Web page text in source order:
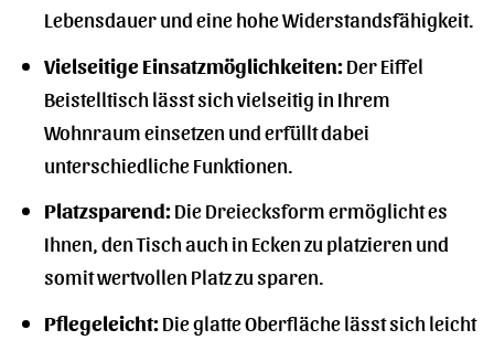
Lebensdauer und eine hohe Widerstandsfähigkeit.
Vielseitige Einsatzmöglichkeiten:Der Eiffel
Beistelltisch lässt sich vielseitig in Ihrem
Wohnraum einsetzen und erfüllt dabei
unterschiedliche Funktionen.
Platzsparend:Die Dreiecksform ermöglicht es
Ihnen, den Tisch auch in Ecken zu platzieren und
somit wertvollen Platz zu sparen.
Pflegeleicht:Die glatte Oberfläche lässt sich leicht